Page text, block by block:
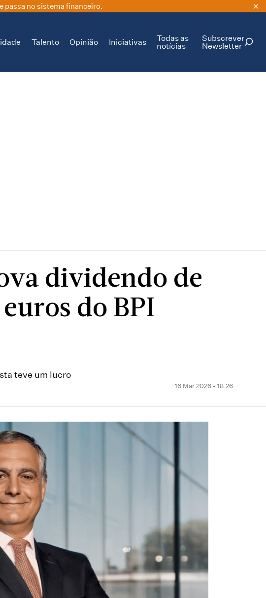
passa no sistema financeiro.
Talento Opinião Iniciativas
Todas as
notícias
Subscrever
Newsletter
dividendo de
do BPI
teve um lucro
16 Mar 2026 - 18:26